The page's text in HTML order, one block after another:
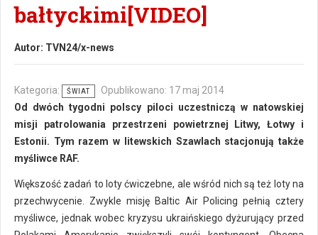
bałtyckimi[VIDEO]
Autor: TVN24/x-news
Kategoria: ŚWIAT
Opublikowano: 17 maj 2014
Od dwóch tygodni polscy piloci uczestniczą w natowskiej
misji patrolowania przestrzeni powietrznej Litwy, Łotwy i
Estonii. Tym razem w litewskich Szawlach stacjonują także
myśliwce RAF.
Większość zadań to loty ćwiczebne, ale wśród nich są też loty na
przechwycenie. Zwykle misję Baltic Air Policing pełnią cztery
myśliwce, jednak wobec kryzysu ukraińskiego dyżurujący przed